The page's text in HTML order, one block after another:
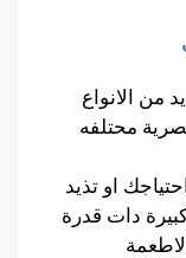
من الانواع
عصرية محتلفه
او تذيد
دات قدرة